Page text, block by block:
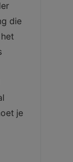
die
je